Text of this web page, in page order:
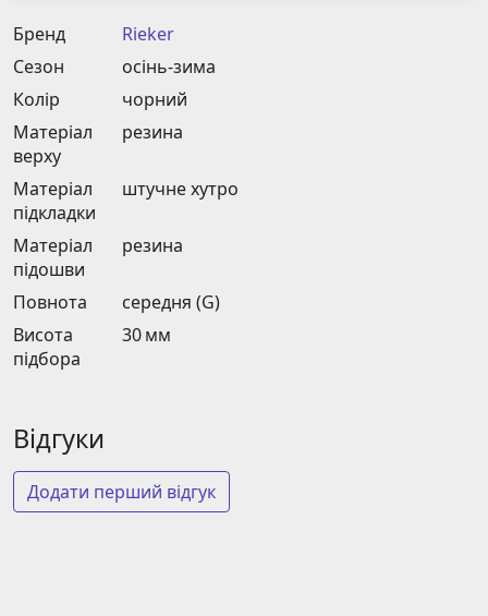
Бренд
Rieker
Сезон
осінь-зима
Колір
чорний
Матеріал
верху
резина
Матеріал
підкладки
штучне хутро
Матеріал
підошви
резина
Повнота
середня (G)
Висота
підбора
30 мм
Відгуки
Додати перший відгук